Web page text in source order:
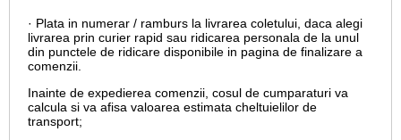
· Plata in numerar / ramburs la livrarea coletului, daca alegi
livrarea prin curier rapid sau ridicarea personala de la unul
din punctele de ridicare disponibile in pagina de finalizare a
comenzii.
Inainte de expedierea comenzii, cosul de cumparaturi va
calcula si va afisa valoarea estimata cheltuielilor de
transport;